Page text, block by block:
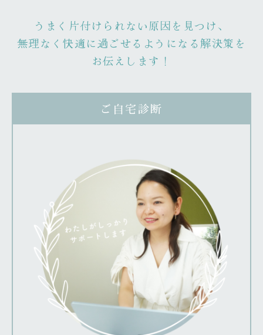
うまく片付けられない原因を見つけ、
無理なく快適に過ごせるようになる解決策を
お伝えします！
ご自宅診断